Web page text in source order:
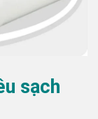
sạch